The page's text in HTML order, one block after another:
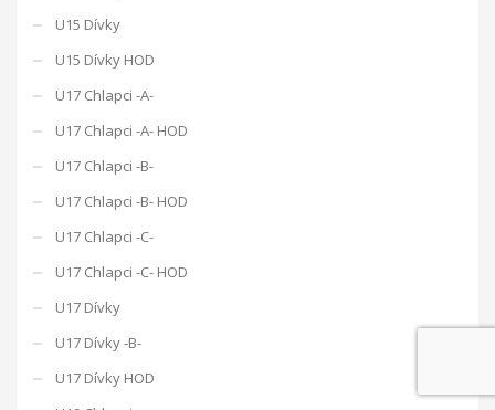
U15 Dívky
U15 Dívky HOD
U17 Chlapci -A-
U17 Chlapci -A- HOD
U17 Chlapci -B-
U17 Chlapci -B- HOD
U17 Chlapci -C-
U17 Chlapci -C- HOD
U17 Dívky
U17 Dívky -B-
U17 Dívky HOD